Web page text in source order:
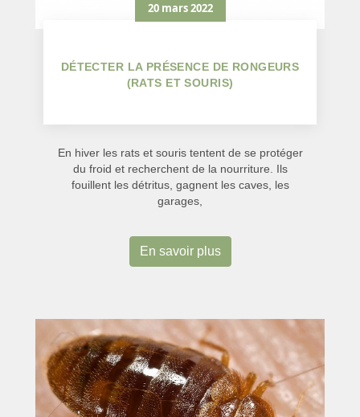
20 mars 2022
DÉTECTER LA PRÉSENCE DE RONGEURS
(RATS ET SOURIS)
En hiver les rats et souris tentent de se protéger
du froid et recherchent de la nourriture. Ils
fouillent les détritus, gagnent les caves, les
garages,
En savoir plus